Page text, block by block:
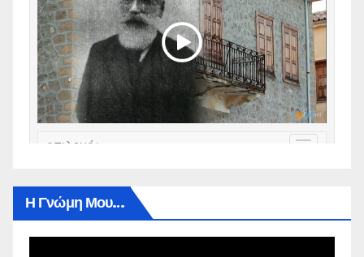
Η Γνώμη Μου…